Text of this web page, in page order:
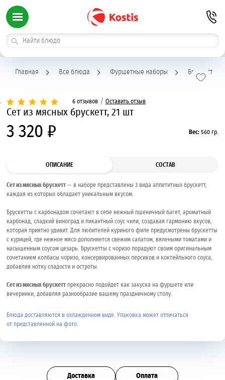
Главная Все блюда Фуршетные наборы Брускетты
6 отзывов / Оставить отзыв
Сет из мясных брускетт, 21 шт
3 320 ₽ Вес: 560 гр.
ОПИСАНИЕ СОСТАВ
Сет из мясных брускетт — в наборе представлены 3 вида аппетитных брускетт,
каждая из которых обладает уникальным вкусом.
Брускетты с карбонадом сочетают в себе нежный пшеничный багет, ароматный
карбонад, сладкий виноград и пикантный соус чили, создавая гармонию вкусов,
которая приятно удивит. Для любителей куриного филе предусмотрены брускетты
с курицей, где нежное мясо дополняется свежим салатом, вялеными томатами и
насыщенным соусом цезарь. Брускетты с чоризо порадуют своим оригинальным
сочетанием колбасы чоризо, консервированных персиков и коктейльного соуса,
добавляя нотку сладости и остроты.
Сет из мясных брускетт прекрасно подойдет как закуска на фуршете или
вечеринки, добавляя разнообразие вашему праздничному столу.
Блюда доставляются в охлажденном виде. Упаковка может отличаться
от представленной на фото.
Доставка Оплата